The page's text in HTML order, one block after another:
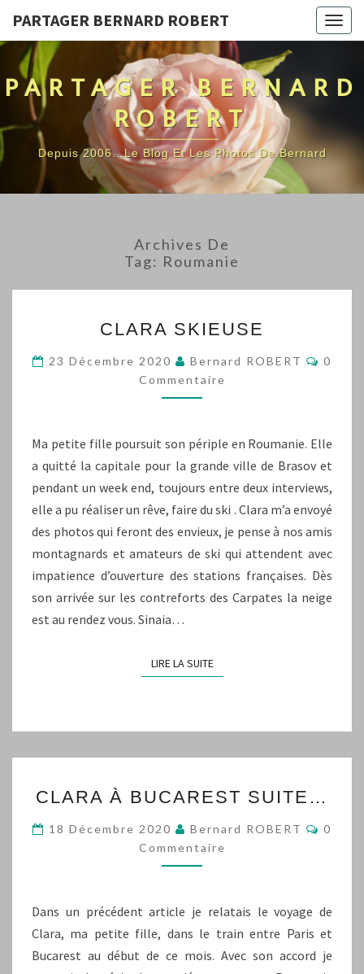
PARTAGER BERNARD ROBERT
PARTAGER BERNARD
ROBERT
Depuis 2006…Le Blog Et Les Photos De Bernard
Archives De
Tag: Roumanie
SKIEUSE
CLARA SKIEUSE
23 Décembre 2020 Bernard ROBERT
0
Commentaire
Ma petite fille poursuit son périple en Roumanie. Elle
a quitté la capitale pour la grande ville de Brasov et
pendant un week end, toujours entre deux interviews,
elle a pu réaliser un rêve, faire du ski . Clara m’a envoyé
des photos qui feront des envieux, je pense à nos amis
montagnards et amateurs de ski qui attendent avec
impatience d’ouverture des stations françaises. Dès
son arrivée sur les contreforts des Carpates la neige
est au rendez vous. Sinaia…
LIRE LA SUITELIRE LA SUITE
À
BUCAREST
SUITE…
CLARA À BUCAREST SUITE…
18 Décembre 2020 Bernard ROBERT
0
Commentaire
Dans un précédent article je relatais le voyage de
Clara, ma petite fille, dans le train entre Paris et
Bucarest au début de ce mois. Avec son accord je